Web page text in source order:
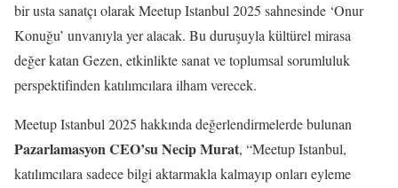
bir usta sanatçı olarak Meetup Istanbul 2025 sahnesinde ‘Onur
Konuğu’ unvanıyla yer alacak. Bu duruşuyla kültürel mirasa
değer katan Gezen, etkinlikte sanat ve toplumsal sorumluluk
perspektifinden katılımcılara ilham verecek.
Meetup Istanbul 2025 hakkında değerlendirmelerde bulunan
Pazarlamasyon CEO’su Necip Murat, “Meetup Istanbul,
katılımcılara sadece bilgi aktarmakla kalmayıp onları eyleme